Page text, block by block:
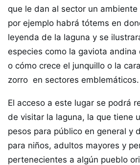
que le dan al sector un
por ejemplo habrá tótems en
leyenda de la laguna y se
especies como la gaviota andina
o cómo crece el junquillo o la
zorro en sectores emblemáticos.
El acceso a este lugar se podrá
de visitar la laguna, la que tiene
pesos para público en general y
para niños, adultos mayores y
pertenecientes a algún pueblo